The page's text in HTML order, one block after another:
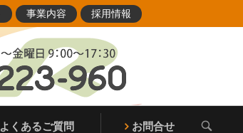
事業内容 採用情報
よくあるご質問 お問合せ
OPEN